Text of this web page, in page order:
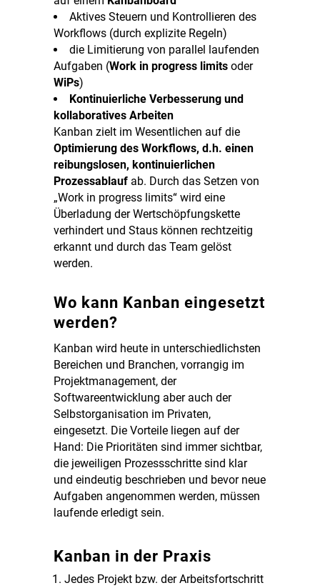
Aktives Steuern und Kontrollieren des
Workflows (durch explizite Regeln)
die Limitierung von parallel laufenden
Aufgaben (Work in progress limits oder
WiPs)
Kontinuierliche Verbesserung und
kollaboratives Arbeiten
Kanban zielt im Wesentlichen auf die
Optimierung des Workflows, d.h. einen
reibungslosen, kontinuierlichen
Prozessablauf ab. Durch das Setzen von
„Work in progress limits“ wird eine
Überladung der Wertschöpfungskette
verhindert und Staus können rechtzeitig
erkannt und durch das Team gelöst
werden.
Wo kann Kanban eingesetzt
werden?
Kanban wird heute in unterschiedlichsten
Bereichen und Branchen, vorrangig im
Projektmanagement, der
Softwareentwicklung aber auch der
Selbstorganisation im Privaten,
eingesetzt. Die Vorteile liegen auf der
Hand: Die Prioritäten sind immer sichtbar,
die jeweiligen Prozessschritte sind klar
und eindeutig beschrieben und bevor neue
Aufgaben angenommen werden, müssen
laufende erledigt sein.
Kanban in der Praxis
Jedes Projekt bzw. der Arbeitsfortschritt